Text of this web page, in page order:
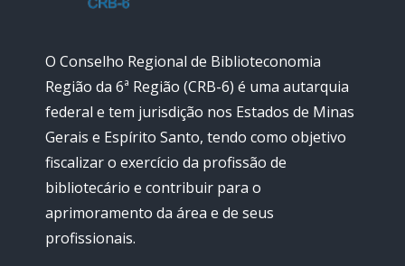
O Conselho Regional de Biblioteconomia
Região da 6ª Região (CRB-6) é uma autarquia
federal e tem jurisdição nos Estados de Minas
Gerais e Espírito Santo, tendo como objetivo
fiscalizar o exercício da profissão de
bibliotecário e contribuir para o
aprimoramento da área e de seus
profissionais.